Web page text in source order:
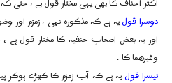
دوسرا قولیہ ہے کہ مذکورہ نہی ، زمزم اور
اور یہ بعض اصحابِ حنفیہ کا مختار قول ہے
وغیرھما کا ۔
تیسرا قولیہ ہے کہ آب زمزم کا کھڑے ہوکر